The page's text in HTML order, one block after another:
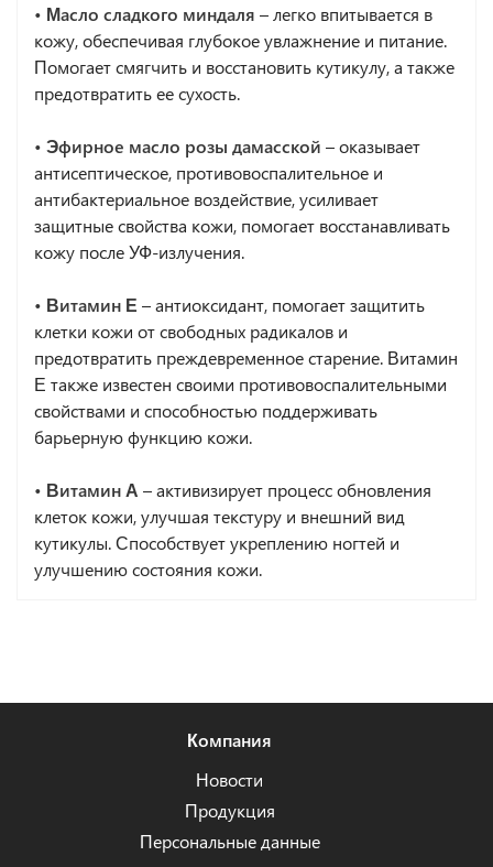
• Масло сладкого миндаля – легко впитывается в
кожу, обеспечивая глубокое увлажнение и питание.
Помогает смягчить и восстановить кутикулу, а также
предотвратить ее сухость.
• Эфирное масло розы дамасской – оказывает
антисептическое, противовоспалительное и
антибактериальное воздействие, усиливает
защитные свойства кожи, помогает восстанавливать
кожу после УФ-излучения.
• Витамин Е – антиоксидант, помогает защитить
клетки кожи от свободных радикалов и
предотвратить преждевременное старение. Витамин
Е также известен своими противовоспалительными
свойствами и способностью поддерживать
барьерную функцию кожи.
• Витамин А – активизирует процесс обновления
клеток кожи, улучшая текстуру и внешний вид
кутикулы. Способствует укреплению ногтей и
улучшению состояния кожи.
Компания
Новости
Продукция
Персональные данные